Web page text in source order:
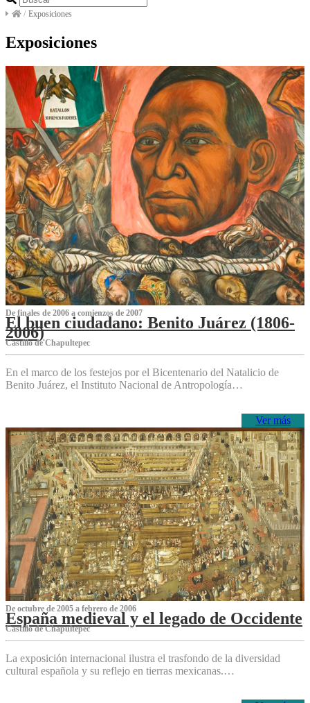
/ Exposiciones
Exposiciones
De finales de 2006 a comienzos de 2007
El buen ciudadano: Benito Juárez (1806-
2006)
Castillo de Chapultepec
En el marco de los festejos por el Bicentenario del Natalicio de
Benito Juárez, el Instituto Nacional de Antropología…
Ver más
De octubre de 2005 a febrero de 2006
España medieval y el legado de Occidente
Castillo de Chapultepec
La exposición internacional ilustra el trasfondo de la diversidad
cultural española y su reflejo en tierras mexicanas.…